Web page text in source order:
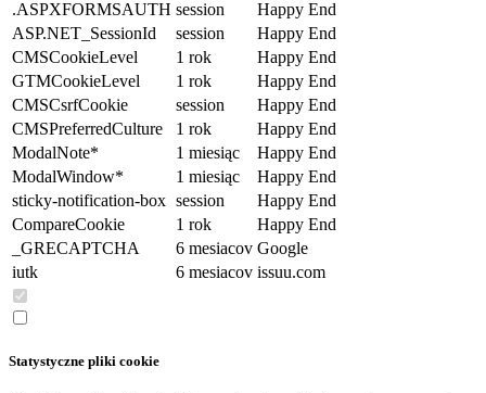
.ASPXFORMSAUTH session
Happy End
ASP.NET_SessionId
session
Happy End
CMSCookieLevel
1 rok
Happy End
GTMCookieLevel
1 rok
Happy End
CMSCsrfCookie
session
Happy End
CMSPreferredCulture
1 rok
Happy End
ModalNote*
1 miesiąc
Happy End
ModalWindow*
1 miesiąc
Happy End
sticky-notification-box session
Happy End
CompareCookie
1 rok
Happy End
_GRECAPTCHA
6 mesiacov Google
iutk
6 mesiacov issuu.com
Statystyczne pliki cookie